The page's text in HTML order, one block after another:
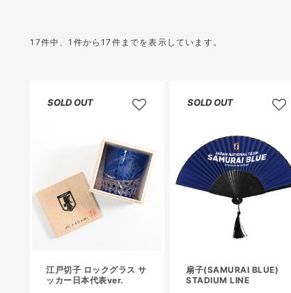
17件中、1 件から17 件までを表示しています。
SOLD OUT
江戸切子 ロックグラス サ
ッカー日本代表ver.
SOLD OUT
扇子(SAMURAI BLUE)
STADIUM LINE